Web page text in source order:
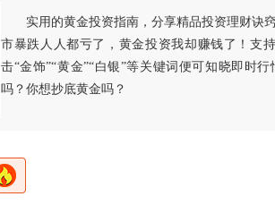
实用的黄金投资指南，分享精品投资理财诀
市暴跌人人都亏了，黄金投资我却赚钱了！支
击“金饰”“黄金”“白银”等关键词便可知晓即时
吗？你想抄底黄金吗？